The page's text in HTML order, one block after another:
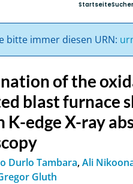
Startseite
bitte immer diesen URN:
of the
blast furnace
K-edge X-ray
Durlo Tambara,Ali
Gluth